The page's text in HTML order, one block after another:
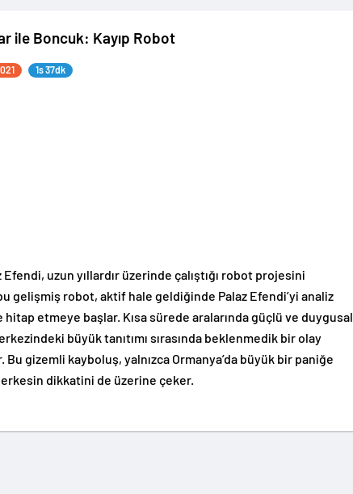
ile Boncuk: Kayıp Robot
1s 37dk
Efendi, uzun yıllardır üzerinde çalıştığı robot projesini
gelişmiş robot, aktif hale geldiğinde Palaz Efendi’yi analiz
hitap etmeye başlar. Kısa sürede aralarında güçlü ve duygusal
büyük tanıtımı sırasında beklenmedik bir olay
gizemli kayboluş, yalnızca Ormanya’da büyük bir paniğe
dikkatini de üzerine çeker.